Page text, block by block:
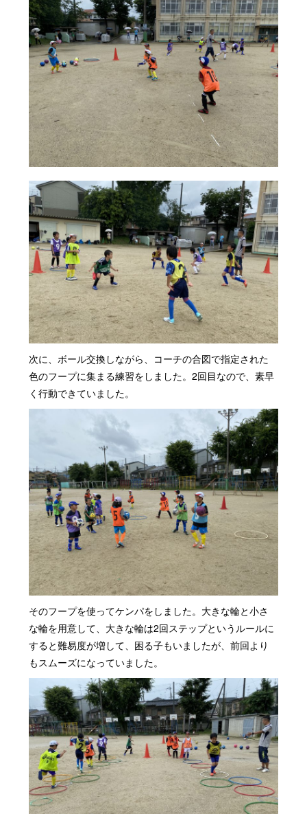
次に、ボール交換しながら、コーチの合図で指定された
色のフープに集まる練習をしました。2回目なので、素早
く行動できていました。
そのフープを使ってケンパをしました。大きな輪と小さ
な輪を用意して、大きな輪は2回ステップというルールに
すると難易度が増して、困る子もいましたが、前回より
もスムーズになっていました。